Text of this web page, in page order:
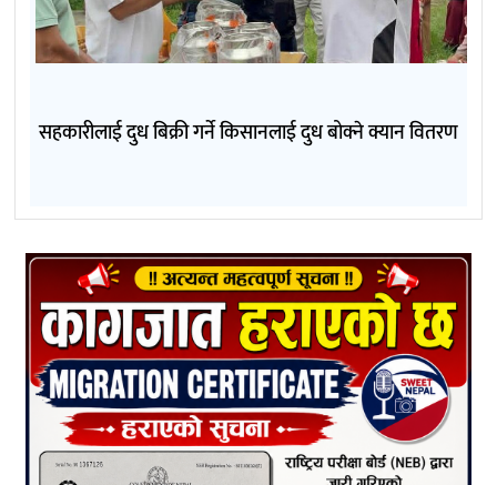
सहकारीलाई दुध बिक्री गर्ने किसानलाई दुध बोक्ने क्यान वितरण